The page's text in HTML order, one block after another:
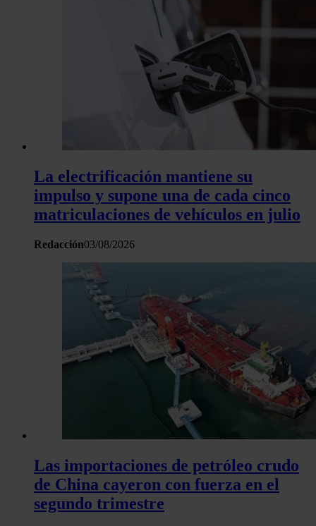
La electrificación mantiene su
impulso y supone una de cada cinco
matriculaciones de vehículos en julio
Redacción03/08/2026
Las importaciones de petróleo crudo
de China cayeron con fuerza en el
segundo trimestre